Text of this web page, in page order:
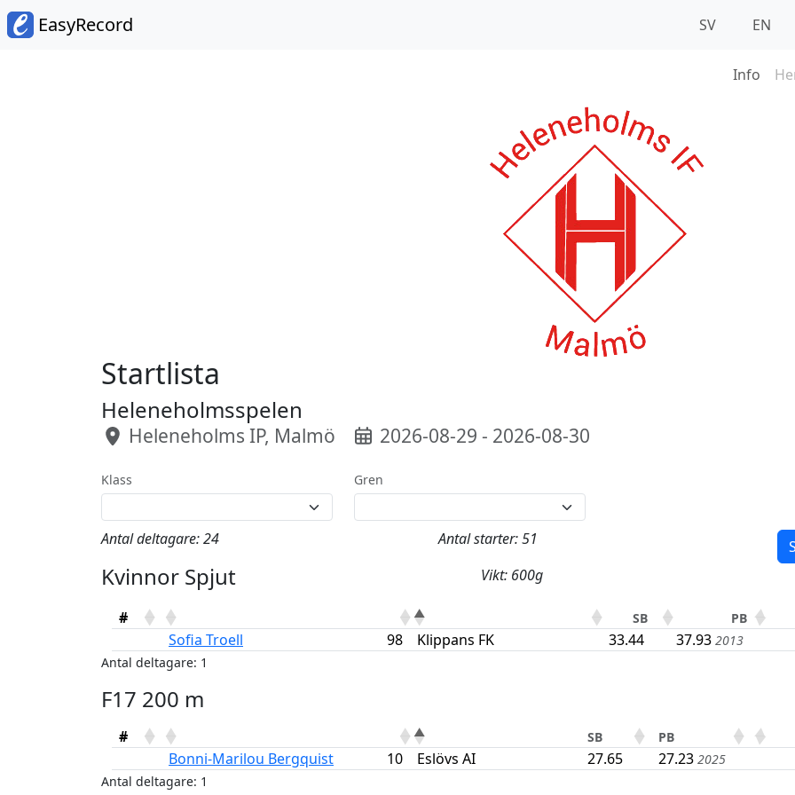
EasyRecord SV EN
Info
Startlista
Heleneholmsspelen
Heleneholms IP, Malmö 2026-08-29 - 2026-08-30
Klass Gren
Antal deltagare: 24 Antal starter: 51
Kvinnor Spjut Vikt: 600g
# SB PB
Sofia Troell 98 Klippans FK 33.44 37.93 2013
Antal deltagare: 1
F17 200 m
# SB PB
Bonni-Marilou Bergquist 10 Eslövs AI 27.65 27.23 2025
Antal deltagare: 1